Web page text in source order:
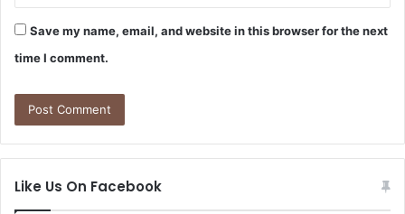
Save my name, email, and website in this browser for the next
time I comment.
Like Us On Facebook